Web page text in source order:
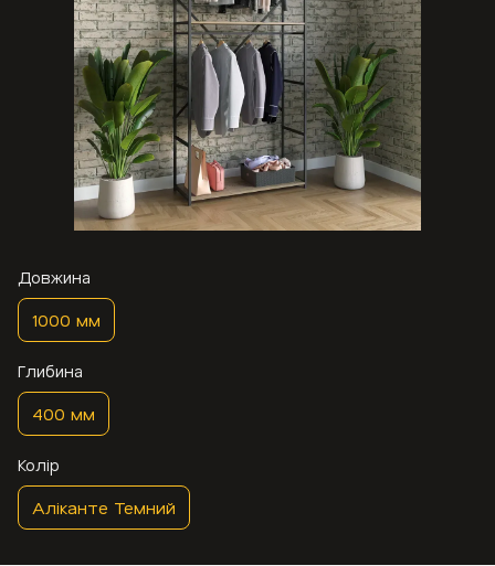
Довжина
1000 мм
Глибина
400 мм
Колір
Аліканте Темний